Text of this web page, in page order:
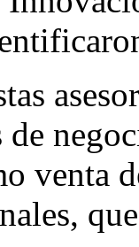
de
venta